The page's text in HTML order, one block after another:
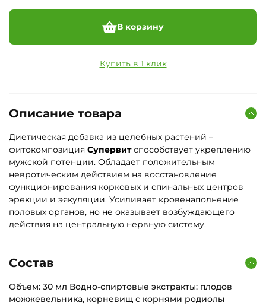
В корзину
Купить в 1 клик
Описание товара
Диетическая добавка из целебных растений –
фитокомпозиция Супервитспособствует укреплению
мужской потенции. Обладает положительным
невротическим действием на восстановление
функционирования корковых и спинальных центров
эрекции и эякуляции. Усиливает кровенаполнение
половых органов, но не оказывает возбуждающего
действия на центральную нервную систему.
Состав
Объем: 30 мл Водно-спиртовые экстракты: плодов
можжевельника, корневищ с корнями родиолы